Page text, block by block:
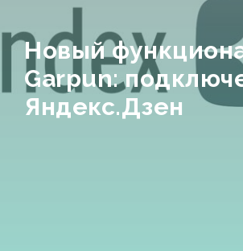
Новый
Garpun:
Яндекс.Дзен